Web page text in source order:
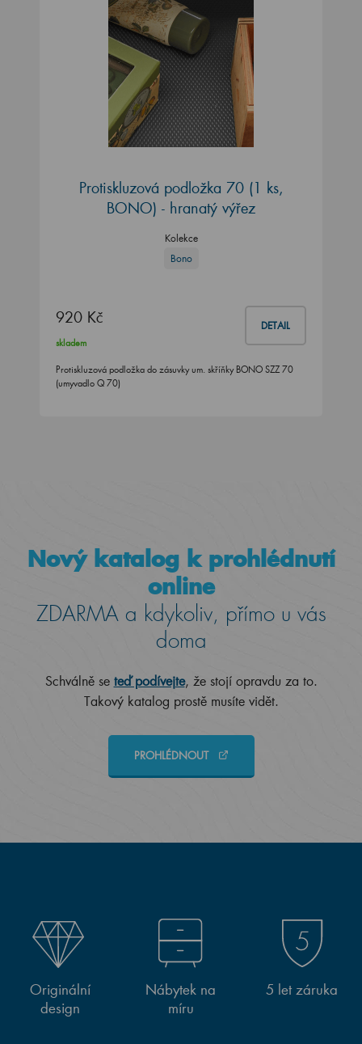
Protiskluzová podložka 70 (1 ks,
BONO) - hranatý výřez
Kolekce
Bono
920 Kč DETAIL
skladem
Protiskluzová podložka do zásuvky um. skříňky BONO SZZ 70
(umyvadlo Q 70)
Nový katalog k prohlédnutí
online
ZDARMA a kdykoliv, přímo u vás
doma
Schválně se teď podívejte, že stojí opravdu za to.
Takový katalog prostě musíte vidět.
PROHLÉDNOUT
Originální
design
Nábytek na
míru
5 let záruka